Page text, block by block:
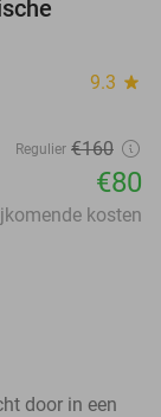
9.3 star
Regulier €160
€80
kosten
door in een